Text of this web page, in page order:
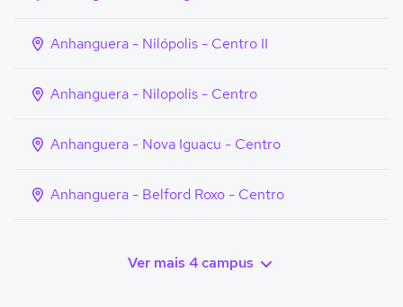
Anhanguera - Nilópolis - Centro II
Anhanguera - Nilopolis - Centro
Anhanguera - Nova Iguacu - Centro
Anhanguera - Belford Roxo - Centro
Ver mais 4 campus